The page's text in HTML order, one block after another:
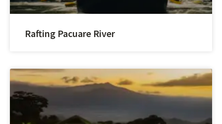
Rafting Pacuare River